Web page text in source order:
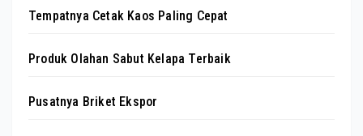
Tempatnya Cetak Kaos Paling Cepat
Produk Olahan Sabut Kelapa Terbaik
Pusatnya Briket Ekspor